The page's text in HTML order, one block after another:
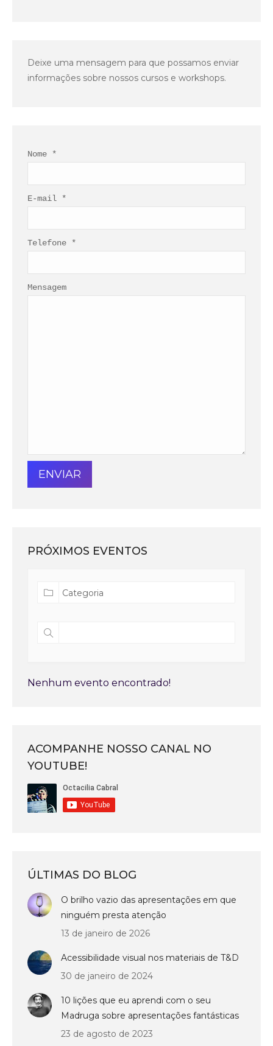
Deixe uma mensagem para que possamos enviar
informações sobre nossos cursos e workshops.
Nome *
E-mail *
Telefone *
Mensagem
PRÓXIMOS EVENTOS
Nenhum evento encontrado!
ACOMPANHE NOSSO CANAL NO
YOUTUBE!
ÚLTIMAS DO BLOG
O brilho vazio das apresentações em que
ninguém presta atenção
13 de janeiro de 2026
Acessibilidade visual nos materiais de T&D
30 de janeiro de 2024
10 lições que eu aprendi com o seu
Madruga sobre apresentações fantásticas
23 de agosto de 2023